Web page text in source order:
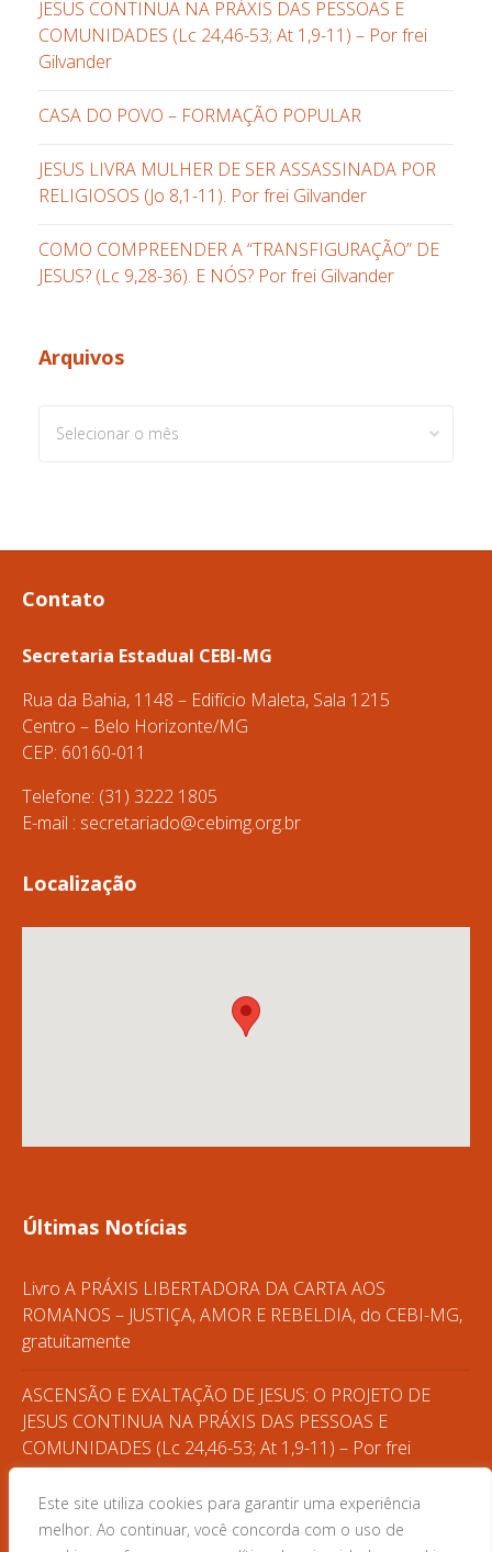
Este site utiliza cookies para garantir uma experiência
melhor. Ao continuar, você concorda com o uso de
JESUS CONTINUA NA PRÁXIS DAS PESSOAS E
COMUNIDADES (Lc 24,46-53; At 1,9-11) – Por frei
Gilvander
CASA DO POVO – FORMAÇÃO POPULAR
JESUS LIVRA MULHER DE SER ASSASSINADA POR
RELIGIOSOS (Jo 8,1-11). Por frei Gilvander
COMO COMPREENDER A “TRANSFIGURAÇÃO” DE
JESUS? (Lc 9,28-36). E NÓS? Por frei Gilvander
Arquivos
Contato
Secretaria Estadual CEBI-MG
Rua da Bahia, 1148 – Edifício Maleta, Sala 1215
Centro – Belo Horizonte/MG
CEP: 60160-011
Telefone: (31) 3222 1805
E-mail : secretariado@cebimg.org.br
Localização
Últimas Notícias
Livro A PRÁXIS LIBERTADORA DA CARTA AOS
ROMANOS – JUSTIÇA, AMOR E REBELDIA, do CEBI-MG,
gratuitamente
ASCENSÃO E EXALTAÇÃO DE JESUS: O PROJETO DE
JESUS CONTINUA NA PRÁXIS DAS PESSOAS E
COMUNIDADES (Lc 24,46-53; At 1,9-11) – Por frei
Gilvander
CASA DO POVO – FORMAÇÃO POPULAR